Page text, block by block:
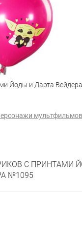
Йоды и Дарта Вейдера
С ПРИНТАМИ
№1095